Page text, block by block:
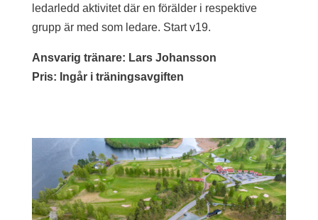
ledarledd aktivitet där en förälder i respektive
grupp är med som ledare. Start v19.
Ansvarig tränare: Lars Johansson
Pris: Ingår i träningsavgiften